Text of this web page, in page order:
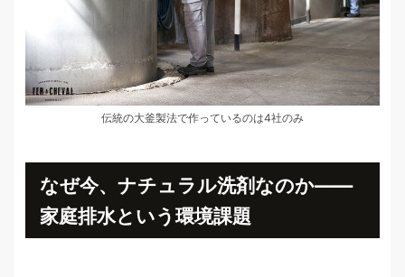
伝統の大釜製法で作っているのは4社のみ
なぜ今、ナチュラル洗剤なのか――
家庭排水という環境課題